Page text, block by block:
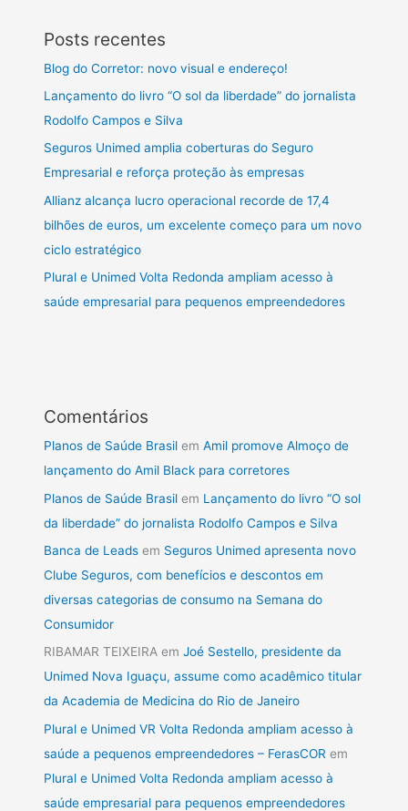
Posts recentes
Blog do Corretor: novo visual e endereço!
Lançamento do livro “O sol da liberdade” do jornalista
Rodolfo Campos e Silva
Seguros Unimed amplia coberturas do Seguro
Empresarial e reforça proteção às empresas
Allianz alcança lucro operacional recorde de 17,4
bilhões de euros, um excelente começo para um novo
ciclo estratégico
Plural e Unimed Volta Redonda ampliam acesso à
saúde empresarial para pequenos empreendedores
Comentários
Planos de Saúde Brasil emAmil promove Almoço de
lançamento do Amil Black para corretores
Planos de Saúde Brasil em Lançamento do livro “O sol
da liberdade” do jornalista Rodolfo Campos e Silva
Banca de Leads em Seguros Unimed apresenta novo
Clube Seguros, com benefícios e descontos em
diversas categorias de consumo na Semana do
Consumidor
RIBAMAR TEIXEIRA emJoé Sestello, presidente da
Unimed Nova Iguaçu, assume como acadêmico titular
da Academia de Medicina do Rio de Janeiro
Plural e Unimed VR Volta Redonda ampliam acesso à
saúde a pequenos empreendedores – FerasCOR em
Plural e Unimed Volta Redonda ampliam acesso à
saúde empresarial para pequenos empreendedores